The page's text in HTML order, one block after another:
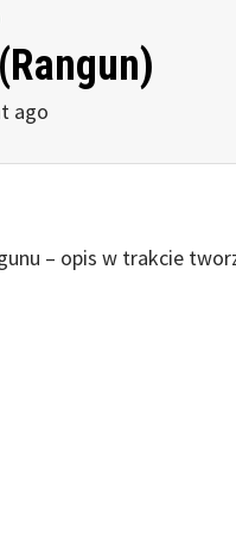
ago
– opis w trakcie